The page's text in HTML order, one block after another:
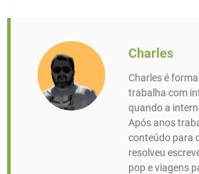
Charles
Charles é
trabalha com
quando a
Após anos
conteúdo para
resolveu
pop e viagens